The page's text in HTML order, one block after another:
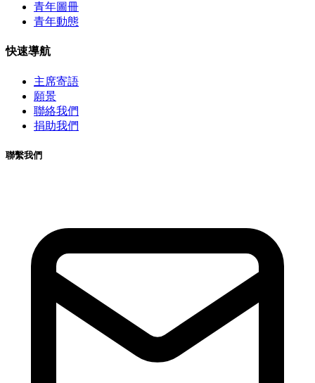
青年圖冊
青年動態
快速導航
主席寄語
願景
聯絡我們
捐助我們
聯繫我們